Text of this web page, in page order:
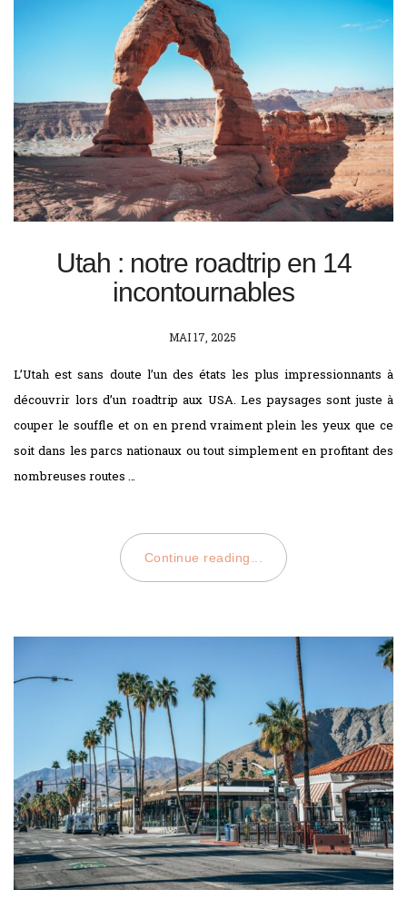
Utah : notre roadtrip en 14
incontournables
POSTED
MAI 17, 2025
L’Utah est sans doute l’un des états les plus impressionnants à
découvrir lors d’un roadtrip aux USA. Les paysages sont juste à
couper le souffle et on en prend vraiment plein les yeux que ce
soit dans les parcs nationaux ou tout simplement en profitant des
nombreuses routes …
Continue reading...